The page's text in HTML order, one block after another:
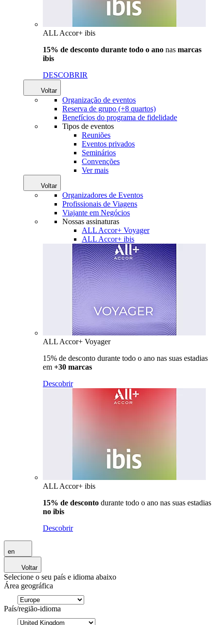
ALL Accor+ ibis
15% de desconto durante todo o ano nas marcas
ibis
DESCOBRIR
Voltar
Organização de eventos
Reserva de grupo (+8 quartos)
Benefícios do programa de fidelidade
Tipos de eventos
Reuniões
Eventos privados
Seminários
Convenções
Ver mais
Voltar
Organizadores de Eventos
Profissionais de Viagens
Viajante em Negócios
Nossas assinaturas
ALL Accor+ Voyager
ALL Accor+ ibis
ALL Accor+ Voyager
15% de desconto durante todo o ano nas suas estadias
em +30 marcas
Descobrir
ALL Accor+ ibis
15% de desconto durante todo o ano nas suas estadias
no ibis
Descobrir
en
Voltar
Selecione o seu país e idioma abaixo
Área geográfica
País/região-idioma